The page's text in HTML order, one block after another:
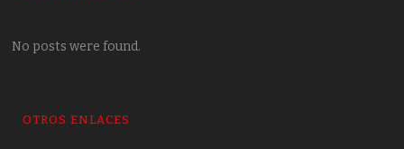
No posts were found.
OTROS ENLACES